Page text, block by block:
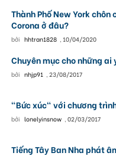
Thành Phố New York
Corona ở đâu?
bởi hhtran1828 , 10/04/2020
Chuyên mục cho những ai
bởi nhjp91 , 23/08/2017
"Bức xúc" với chương
bởi lonelyinsnow , 02/03/2017
Tiếng Tây Ban Nha phát